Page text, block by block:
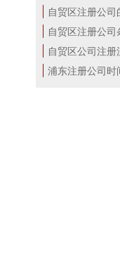
自贸区注册公司
自贸区注册公司
自贸区公司注册
浦东注册公司时